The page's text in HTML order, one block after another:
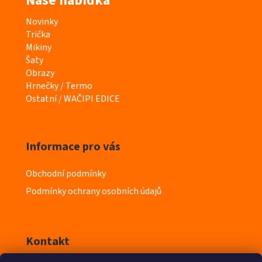
K
a
t
e
g
o
r
Novinky
Trička
Mikiny
Šaty
Obrazy
Hrnečky / Termo
Ostatní / WAČIPI EDICE
Informace pro vás
Obchodní podmínky
Podmínky ochrany osobních údajů
Kontakt